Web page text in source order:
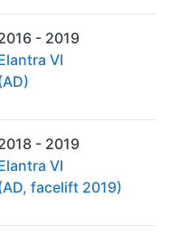
- 2019
VI
- 2019
VI
facelift 2019)